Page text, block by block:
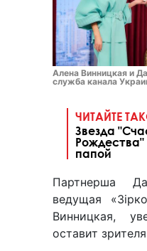
Алена Винницкая и
служба канала
ЧИТАЙТЕ
Звезда
папой
Партнерша
ведущая
Винницкая,
оставит